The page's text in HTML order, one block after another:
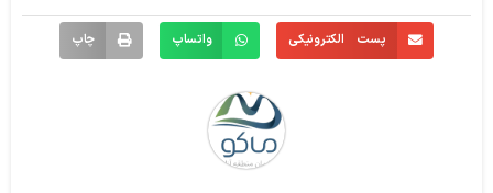
پست الکترونیکی واتساپ چاپ